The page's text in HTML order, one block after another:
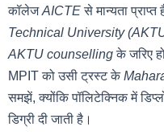
कॉलेजAICTEसे मान्यता
Technical University
AKTU counsellingके जरिए
MPIT को उसी ट्रस्ट के
समझें, क्योंकि पॉलिटेक्निक में
डिग्री दी जाती है।